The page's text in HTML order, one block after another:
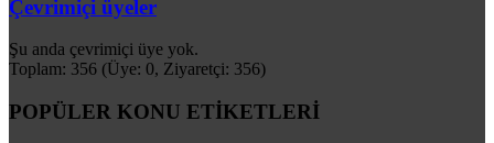
Çevrimiçi üyeler
Şu anda çevrimiçi üye yok.
Toplam: 356 (Üye: 0, Ziyaretçi: 356)
POPÜLER KONU ETİKETLERİ